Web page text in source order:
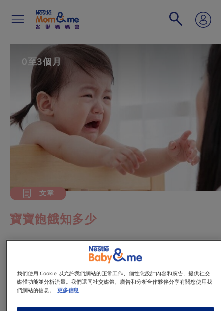
Search
0至3個月
文章
寶寶飽餓知多少
1 min to read
我們使用 Cookie 以允許我們網站的正常工作、個性化設計內容和廣告、提供社交
媒體功能並分析流量。我們還同社交媒體、廣告和分析合作夥伴分享有關您使用我
們網站的信息。
更多信息